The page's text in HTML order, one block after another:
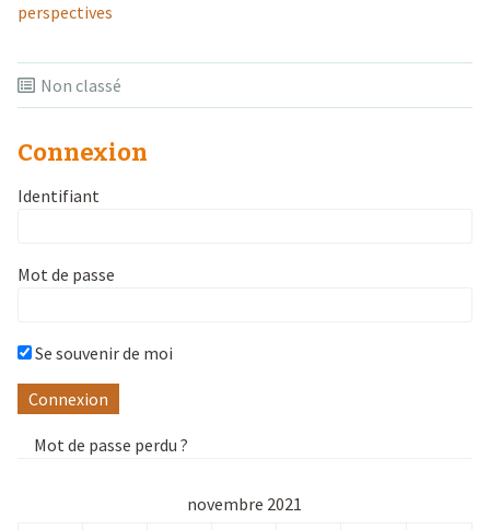
perspectives
Non classé
Connexion
Identifiant
Mot de passe
Se souvenir de moi
Mot de passe perdu ?
novembre 2021